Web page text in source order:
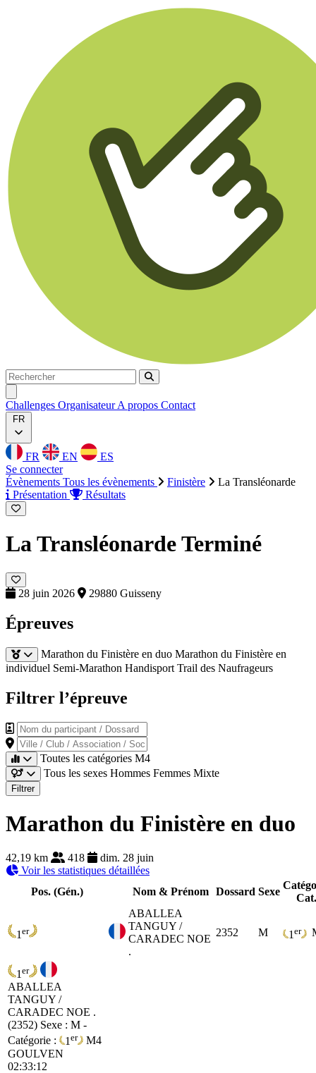
Rechercher
Rechercher
Challenges OrganisateurA propos Contact
FR
FR EN
ES
Se connecter
Évènements Tous les évènements Finistère
La Transléonarde
Présentation
Résultats
La TransléonardeTerminé
28 juin 2026 29880 Guisseny
Épreuves
Marathon du Finistère en duo Marathon du Finistère en
individuel Semi-Marathon Handisport Trail des Naufrageurs
Filtrer l’épreuve
Nom du participant / Dossard
Ville / Club / Association / Société
Toutes les catégories M4
Tous les sexes Hommes Femmes Mixte
Filtrer
Marathon du Finistère en duo
42,19 km 418
dim. 28 juin
Voir les statistiques détaillées
Pos. (Gén.)
Nom & Prénom Dossard Sexe
Cat.
1 er
ABALLEA
TANGUY /
CARADEC NOE
.
2352 M 1 er
1 er
ABALLEA
TANGUY /
CARADEC NOE .
(2352) Sexe : M -
Catégorie :
1 er
M4
GOULVEN
02:33:12